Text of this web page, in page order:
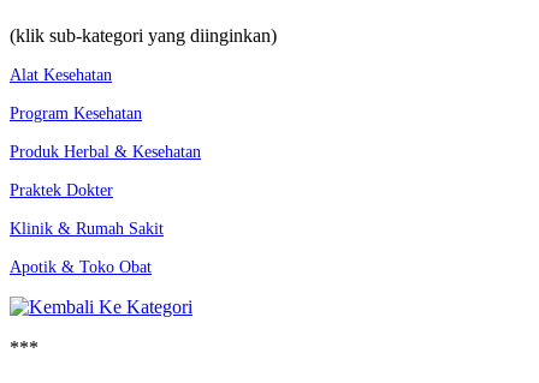
(klik sub-kategori yang diinginkan)
Alat Kesehatan
Program Kesehatan
Produk Herbal & Kesehatan
Praktek Dokter
Klinik & Rumah Sakit
Apotik & Toko Obat
***